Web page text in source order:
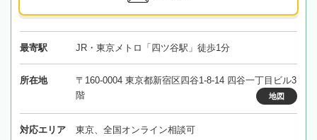
最寄駅 JR・東京メトロ「四ツ谷駅」徒歩1分
所在地
〒160-0004 東京都新宿区四谷1-8-14 四谷一丁目ビル3
階
地図
対応エリア 東京、全国オンライン相談可